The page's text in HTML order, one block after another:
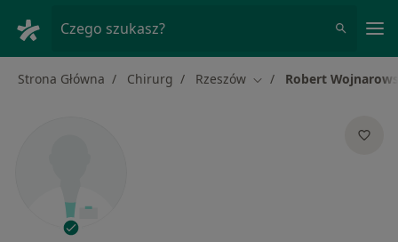
Czego szukasz?
Strona Główna Chirurg Rzeszów Zmień miasto
Robert